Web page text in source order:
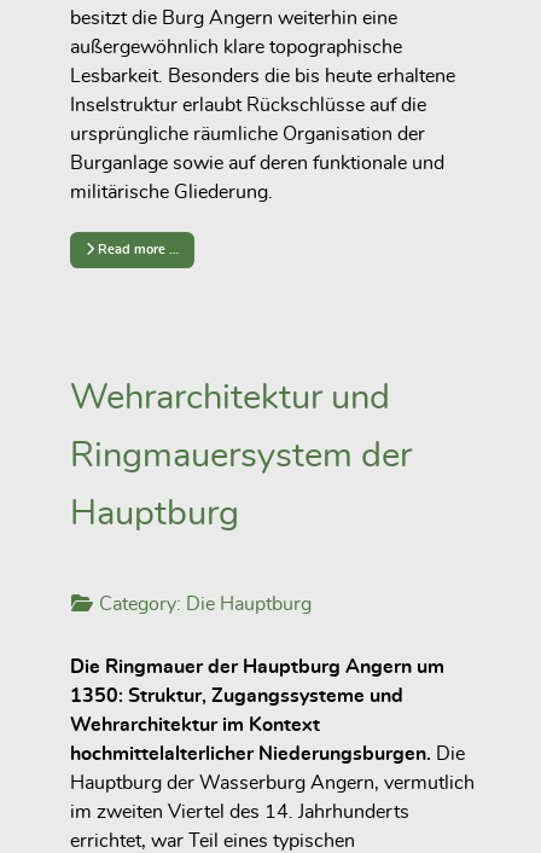
besitzt die Burg Angern weiterhin eine
außergewöhnlich klare topographische
Lesbarkeit. Besonders die bis heute erhaltene
Inselstruktur erlaubt Rückschlüsse auf die
ursprüngliche räumliche Organisation der
Burganlage sowie auf deren funktionale und
militärische Gliederung.
Read more …
Wehrarchitektur und
Ringmauersystem der
Hauptburg
Category: Die Hauptburg
Die Ringmauer der Hauptburg Angern um
1350: Struktur, Zugangssysteme und
Wehrarchitektur im Kontext
hochmittelalterlicher Niederungsburgen. Die
Hauptburg der Wasserburg Angern, vermutlich
im zweiten Viertel des 14. Jahrhunderts
errichtet, war Teil eines typischen